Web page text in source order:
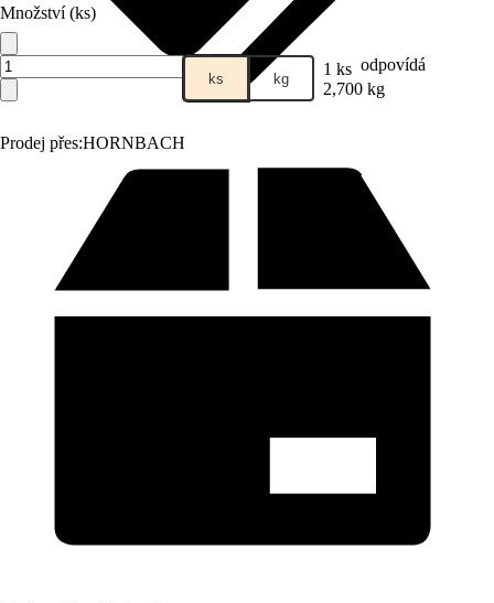
Prodej přes:HORNBACH
Množství (ks)
ks kg 1 ks odpovídá
2,700 kg